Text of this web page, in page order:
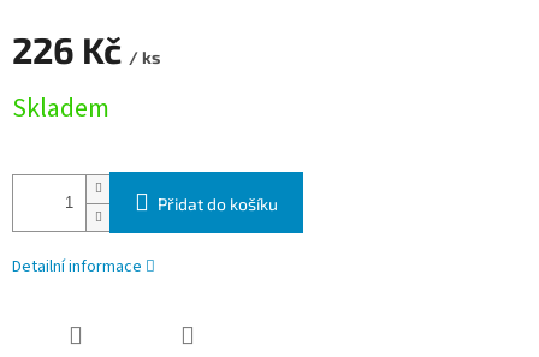
226 Kč / ks
Skladem
Přidat do košíku
Detailní informace